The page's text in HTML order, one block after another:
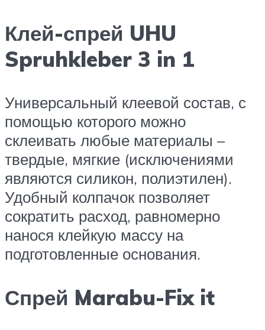
Клей-спрей UHU
Spruhkleber 3 in 1
Универсальный клеевой состав, с
помощью которого можно
склеивать любые материалы –
твердые, мягкие (исключениями
являются силикон, полиэтилен).
Удобный колпачок позволяет
сократить расход, равномерно
нанося клейкую массу на
подготовленные основания.
Спрей Marabu-Fix it